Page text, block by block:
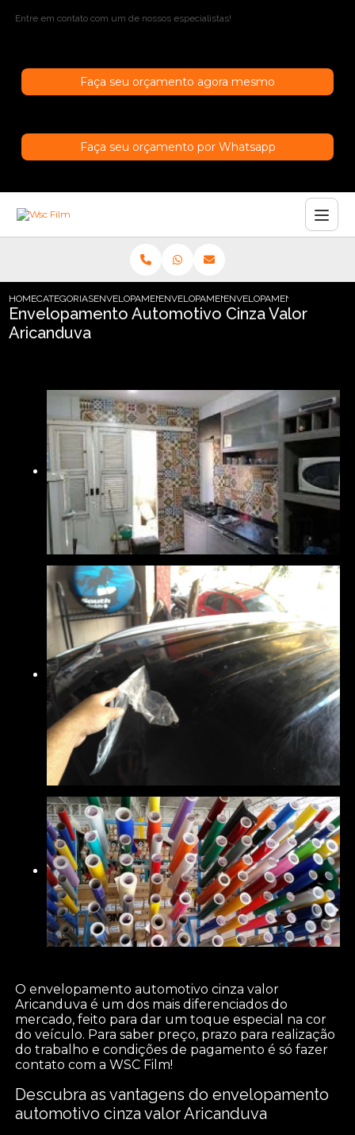
Entre em contato com um de nossos especialistas!
Faça seu orçamento agora mesmo
Faça seu orçamento por Whatsapp
HOMECATEGORIASENVELOPAMENTO AUTOMOTIVO
ENVELOPAMENTO AUTOMOTIVO AZUL
ENVELOPAMENTO
Envelopamento Automotivo Cinza Valor
Aricanduva
O envelopamento automotivo cinza valor
Aricanduva é um dos mais diferenciados do
mercado, feito para dar um toque especial na cor
do veículo. Para saber preço, prazo para realização
do trabalho e condições de pagamento é só fazer
contato com a WSC Film!
Descubra as vantagens do envelopamento
automotivo cinza valor Aricanduva